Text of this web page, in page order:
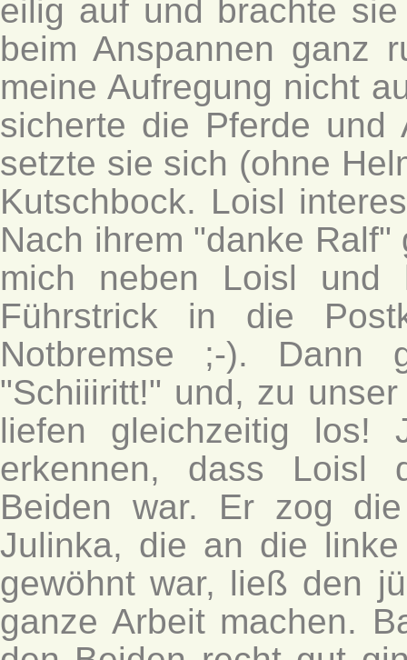
eilig auf und brachte
beim Anspannen ganz
meine Aufregung nicht
sicherte die Pferde und
setzte sie sich (ohne
Kutschbock. Loisl
Nach ihrem "danke
mich neben Loisl und
Führstrick in die
Notbremse ;-). Dann
"Schiiiritt!" und, zu
liefen gleichzeitig
erkennen, dass Loisl
Beiden war. Er zog
Julinka, die an die
gewöhnt war, ließ den
ganze Arbeit machen.